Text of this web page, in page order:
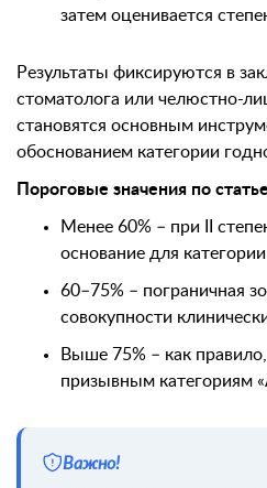
затем оценивается
Результаты фиксируются в
стоматолога или челюстно-
становятся основным
обоснованием категории
Пороговые значения по
Менее 60% – при II
основание для категории
60–75% – пограничная
совокупности
Выше 75% – как правило,
призывным категориям
Важно!